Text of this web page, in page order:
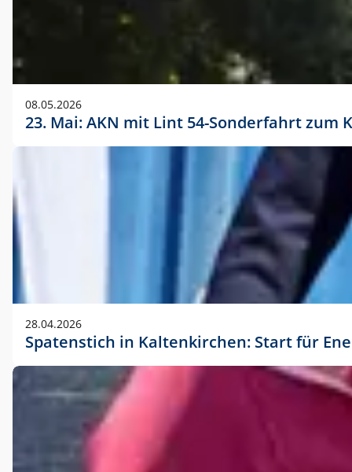
08.05.2026
23. Mai: AKN mit Lint 54-Sonderfahrt
28.04.2026
Spatenstich in Kaltenkirchen: Start für